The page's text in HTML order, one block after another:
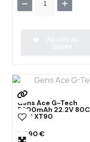
Gens Ace G-Tech
5600mAh 22.2V 80C
6S1P XT90
141,90 €